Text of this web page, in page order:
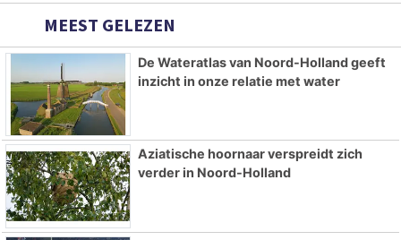
MEEST GELEZEN
De Wateratlas van Noord-Holland geeft
inzicht in onze relatie met water
Aziatische hoornaar verspreidt zich
verder in Noord-Holland